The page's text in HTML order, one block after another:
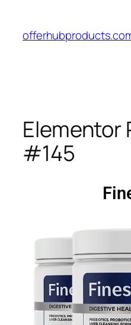
Elementor
#145